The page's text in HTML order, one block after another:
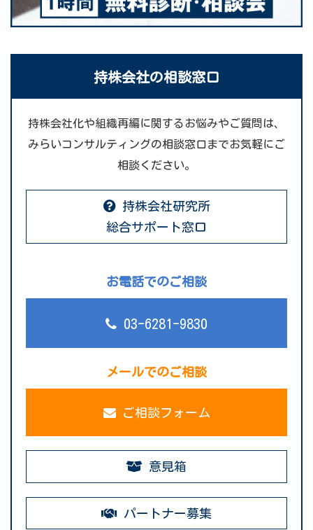
持株会社の相談窓口
持株会社化や組織再編に関するお悩みやご質問は、
みらいコンサルティングの相談窓口までお気軽にご
相談ください。
持株会社研究所
総合サポート窓口
お電話でのご相談
03-6281-9830
メールでのご相談
ご相談フォーム
意見箱
パートナー募集